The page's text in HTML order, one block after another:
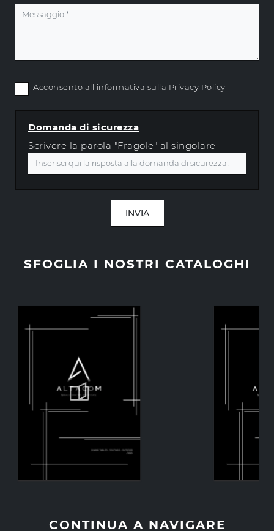
SFOGLIA I NOSTRI CATALOGHI
CONTINUA A NAVIGARE
Acconsento all'informativa sulla Privacy Policy
Domanda di sicurezza
Scrivere la parola "Fragole" al singolare
INVIA